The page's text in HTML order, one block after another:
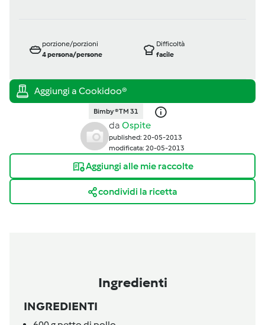
porzione/porzioni
4persona/persone
Difficoltà
facile
Bimby ® TM 31
da Ospite
published: 20-05-2013
modificata: 20-05-2013
Aggiungi alle mie raccolte
condividi la ricetta
Ingredienti
INGREDIENTI